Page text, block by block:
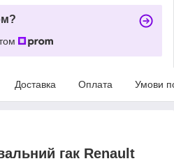
Доставка Оплата Умови
гак Renault